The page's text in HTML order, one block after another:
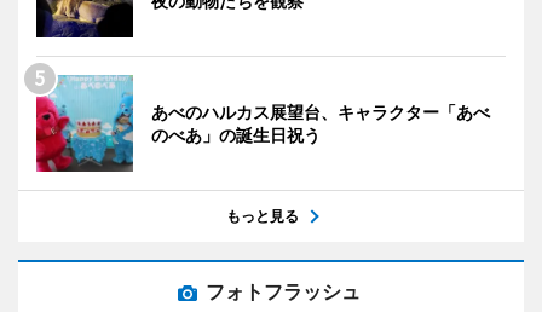
あべのハルカス展望台、キャラクター「あべ
のべあ」の誕生日祝う
もっと見る
フォトフラッシュ